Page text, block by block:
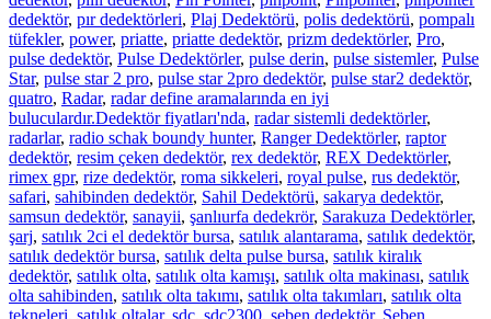
dedektör, pır dedektörleri, Plaj Dedektörü, polis dedektörü, pompalı
tüfekler, power, priatte, priatte dedektör, prizm dedektörler, Pro,
pulse dedektör, Pulse Dedektörler, pulse derin, pulse sistemler, Pulse
Star, pulse star 2 pro, pulse star 2pro dedektör, pulse star2 dedektör,
quatro, Radar, radar define aramalarında en iyi
buluculardır.Dedektör fiyatları'nda, radar sistemli dedektörler,
radarlar, radio schak boundy hunter, Ranger Dedektörler, raptor
dedektör, resim çeken dedektör, rex dedektör, REX Dedektörler,
rimex gpr, rize dedektör, roma sikkeleri, royal pulse, rus dedektör,
safari, sahibinden dedektör, Sahil Dedektörü, sakarya dedektör,
samsun dedektör, sanayii, şanlıurfa dedekrör, Sarakuza Dedektörler,
şarj, satılık 2ci el dedektör bursa, satılık alantarama, satılık dedektör,
satılık dedektör bursa, satılık delta pulse bursa, satılık kiralık
dedektör, satılık olta, satılık olta kamışı, satılık olta makinası, satılık
olta sahibinden, satılık olta takımı, satılık olta takımları, satılık olta
tekneleri, satılık oltalar, sdc, sdc2300, seben dedektör, Seben